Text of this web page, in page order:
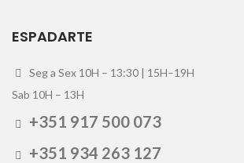
ESPADARTE
Seg a Sex 10H – 13:30 | 15H–19H
Sab 10H – 13H
+351 917 500 073
+351 934 263 127